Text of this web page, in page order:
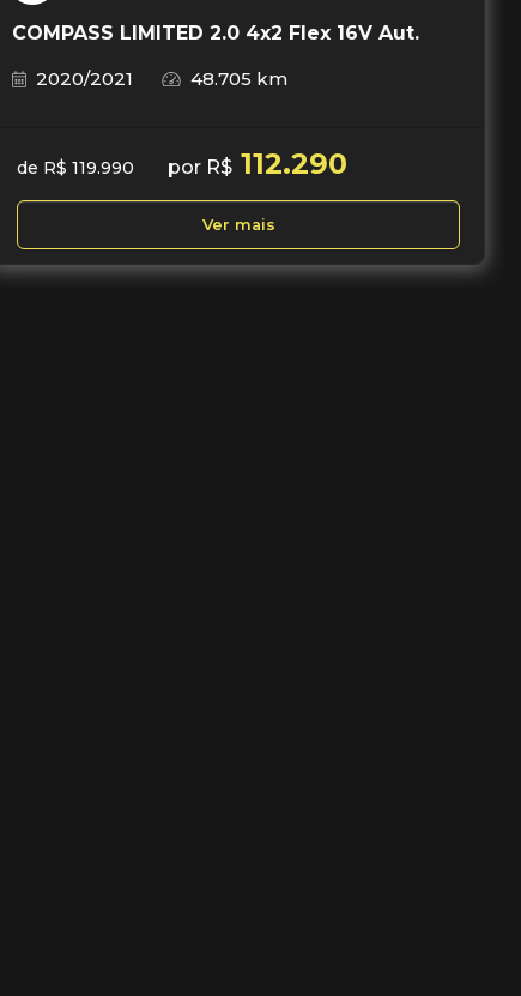
COMPASS LIMITED 2.0 4x2 Flex 16V Aut.
2020/2021
48.705 km
de R$ 119.990 por R$ 112.290
Ver mais